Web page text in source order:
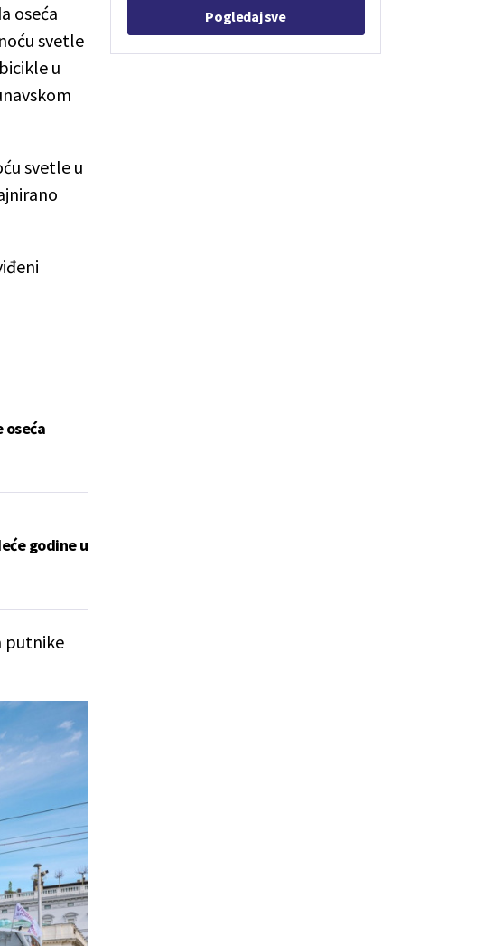
oseća
svetle
u
svetle u
oseća
godine u
putnike
Pogledaj sve